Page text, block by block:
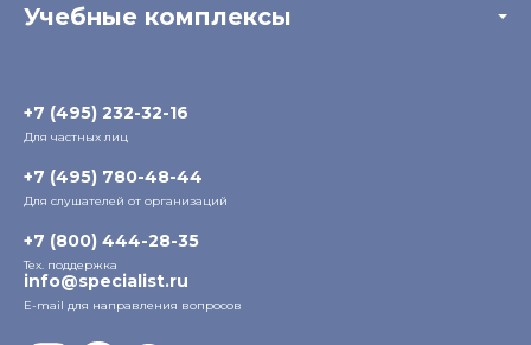
Учебные комплексы
Радио
ул. Радио, д.24, корпус 1, 2-й подъезд, 2-й этаж
ул. Воронцовская, д. 35Б, корп.2, 5-й этаж
Бауманский
ул. Бауманская, д. 6, стр. 2, бизнес-центр «Виктория
Информация о центре
+7 (495) 232-32-16
Для частных лиц
+7 (495) 780-48-44
Для слушателей от организаций
+7 (800) 444-28-35
Тех. поддержка
info@specialist.ru
E-mail для направления вопросов